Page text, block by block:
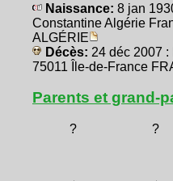
Naissance: 8 jan
Constantine Algérie
ALGÉRIE
Décès: 24 déc 2007 :
75011 Île-de-France
Parents et grand-
? ?